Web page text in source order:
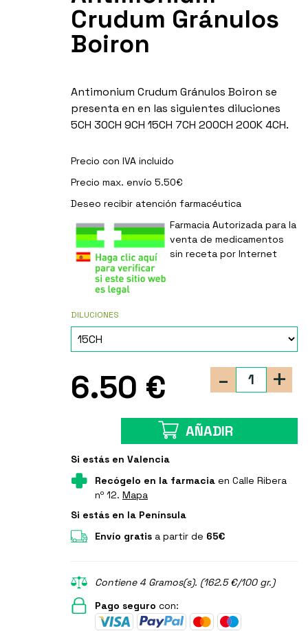
Crudum Gránulos
Boiron
Antimonium Crudum Gránulos Boiron se
presenta en en las siguientes diluciones
5CH 30CH 9CH 15CH 7CH 200CH 200K 4CH.
Precio con IVA incluido
Precio max. envío 5.50€
Deseo recibir atención farmacéutica
Farmacia Autorizada para la
venta de medicamentos
sin receta por Internet
DILUCIONES
6.50 € +
-
AÑADIR
Si estás en Valencia
Recógelo en la farmacia en Calle Ribera
nº 12. Mapa
Si estás en la Península
Envío gratis a partir de 65€
Contiene 4 Gramos(s). (162.5 €/100 gr.)
Pago seguro con: